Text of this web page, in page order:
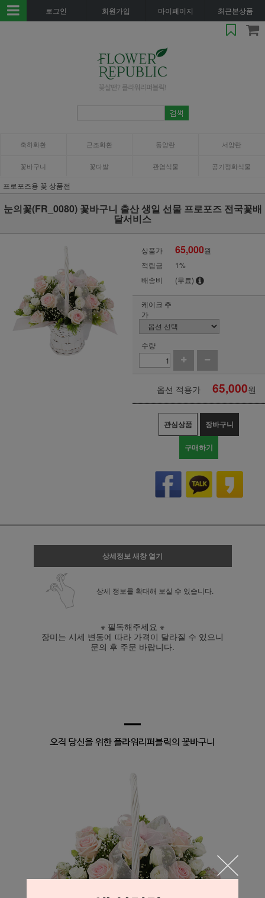
로그인 회원가입 마이페이지 최근본상품
축하화환 근조화환 동양란 서양란
꽃바구니 꽃다발 관엽식물 공기정화식물
프로포즈용 꽃 상품전
눈의꽃(FR_0080) 꽃바구니 출산 생일 선물 프로포즈 전국꽃배
달서비스
상품가 65,000원
적립금
1%
배송비
(무료)
케이크 추
가
수량
옵션 적용가 65,000원
관심상품 장바구니
구매하기
상세정보 새창 열기
상세 정보를 확대해 보실 수 있습니다.
※ 필독해주세요 ※
장미는 시세 변동에 따라 가격이 달라질 수 있으니
문의 후 주문 바랍니다.